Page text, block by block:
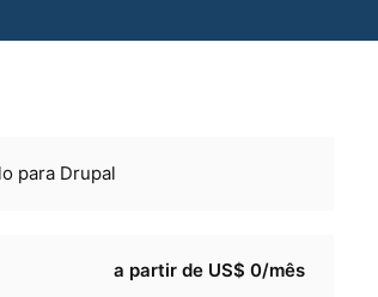
para Drupal
a partir de US$ 0/mês